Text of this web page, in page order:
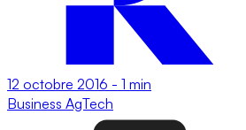
12 octobre 2016 - 1 min
Business AgTech